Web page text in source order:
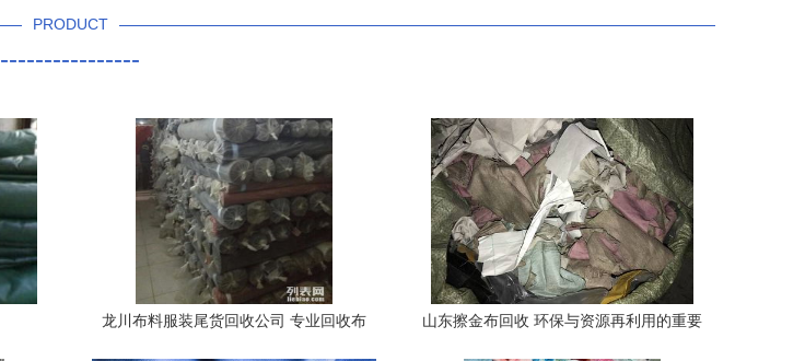
PRODUCT
----------------
龙川布料服装尾货回收公司 专业回收布
山东擦金布回收 环保与资源再利用的重要